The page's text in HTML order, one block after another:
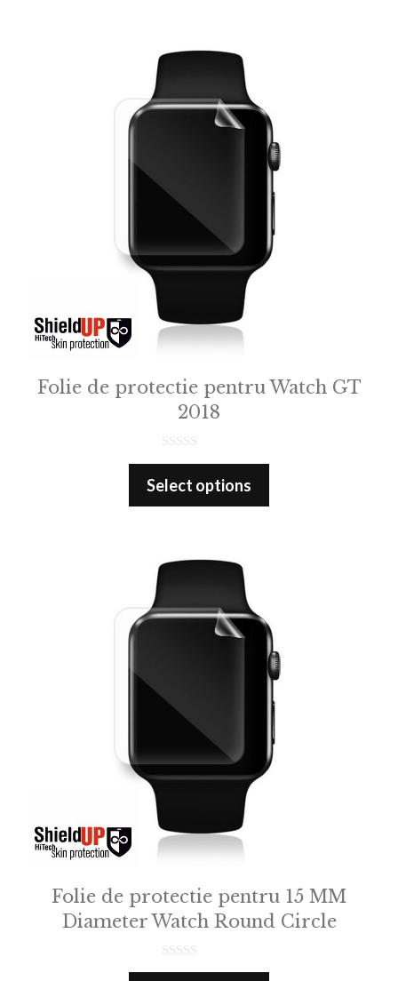
Folie de protectie pentru Watch GT
2018
0
u
Select options
Folie de protectie pentru 15 MM
Diameter Watch Round Circle
0